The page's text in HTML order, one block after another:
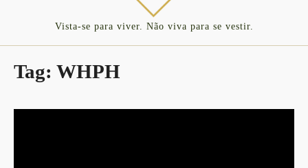
Vista-se para viver. Não viva para se vestir.
Tag: WHPH